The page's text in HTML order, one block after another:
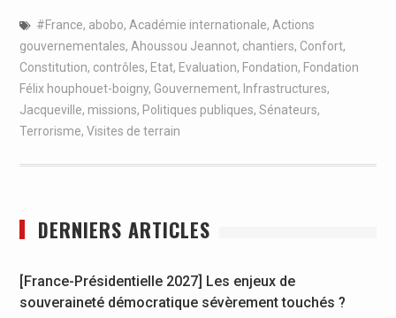
#France, abobo, Académie internationale, Actions
gouvernementales, Ahoussou Jeannot, chantiers, Confort,
Constitution, contrôles, Etat, Evaluation, Fondation, Fondation
Félix houphouet-boigny, Gouvernement, Infrastructures,
Jacqueville, missions, Politiques publiques, Sénateurs,
Terrorisme, Visites de terrain
DERNIERS ARTICLES
[France-Présidentielle 2027] Les enjeux de
souveraineté démocratique sévèrement touchés ?